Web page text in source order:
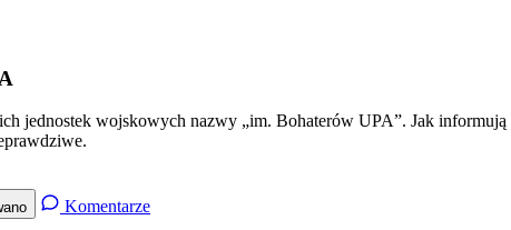
jednostek wojskowych nazwy „im. Bohaterów UPA”. Jak informują
Komentarze